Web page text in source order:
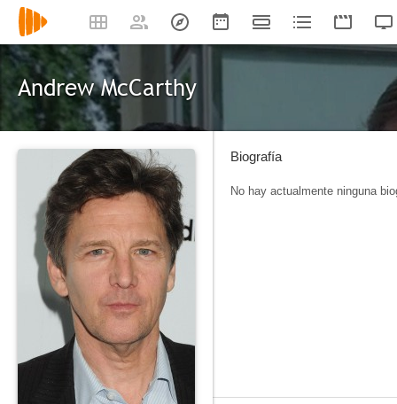
Andrew McCarthy
Biografía
No hay actualmente ninguna